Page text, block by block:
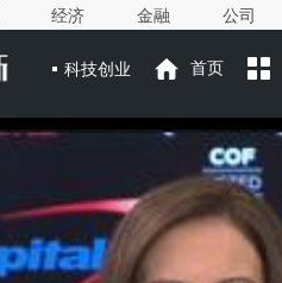
经济 金融 公司
科技创业 首页